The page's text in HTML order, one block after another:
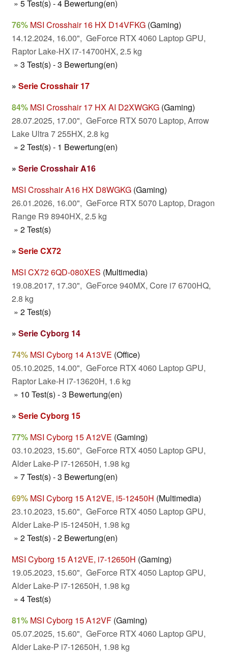
» 5 Test(s) - 4 Bewertung(en)
76% MSI Crosshair 16 HX D14VFKG (Gaming)
14.12.2024, 16.00", GeForce RTX 4060 Laptop GPU,
Raptor Lake-HX i7-14700HX, 2.5 kg
» 3 Test(s) - 3 Bewertung(en)
» Serie Crosshair 17
84% MSI Crosshair 17 HX AI D2XWGKG (Gaming)
28.07.2025, 17.00", GeForce RTX 5070 Laptop, Arrow
Lake Ultra 7 255HX, 2.8 kg
» 2 Test(s) - 1 Bewertung(en)
» Serie Crosshair A16
MSI Crosshair A16 HX D8WGKG (Gaming)
26.01.2026, 16.00", GeForce RTX 5070 Laptop, Dragon
Range R9 8940HX, 2.5 kg
» 2 Test(s)
» Serie CX72
MSI CX72 6QD-080XES (Multimedia)
19.08.2017, 17.30", GeForce 940MX, Core i7 6700HQ,
2.8 kg
» 2 Test(s)
» Serie Cyborg 14
74% MSI Cyborg 14 A13VE (Office)
05.10.2025, 14.00", GeForce RTX 4060 Laptop GPU,
Raptor Lake-H i7-13620H, 1.6 kg
» 10 Test(s) - 3 Bewertung(en)
» Serie Cyborg 15
77% MSI Cyborg 15 A12VE (Gaming)
03.10.2023, 15.60", GeForce RTX 4050 Laptop GPU,
Alder Lake-P i7-12650H, 1.98 kg
» 7 Test(s) - 3 Bewertung(en)
69% MSI Cyborg 15 A12VE, i5-12450H (Multimedia)
23.10.2023, 15.60", GeForce RTX 4050 Laptop GPU,
Alder Lake-P i5-12450H, 1.98 kg
» 2 Test(s) - 2 Bewertung(en)
MSI Cyborg 15 A12VE, i7-12650H (Gaming)
19.05.2023, 15.60", GeForce RTX 4050 Laptop GPU,
Alder Lake-P i7-12650H, 1.98 kg
» 4 Test(s)
81% MSI Cyborg 15 A12VF (Gaming)
05.07.2025, 15.60", GeForce RTX 4060 Laptop GPU,
Alder Lake-P i7-12650H, 1.98 kg